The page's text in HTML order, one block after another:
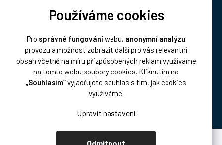
Používáme cookies
Pro správné fungováníwebu, anonymní analýzu
provozu a možnost zobrazit další pro vás relevantní
obsah včetně na míru přizpůsobených reklam využíváme
na tomto webu soubory cookies. Kliknutím na
„Souhlasím“vyjadřujete souhlas s tím, jak cookies
využíváme.
Odmítnout
Platba: